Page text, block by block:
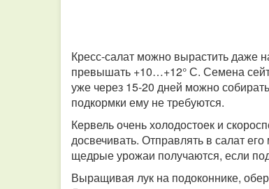
Кресс-салат можно вырастить даже
превышать +10…+12° С. Семена
уже через 15-20 дней можно
подкормки ему не требуются.
Кервель очень холодостоек и
досвечивать. Отправлять в салат
щедрые урожаи получаются, если
Выращивая лук на подоконнике,